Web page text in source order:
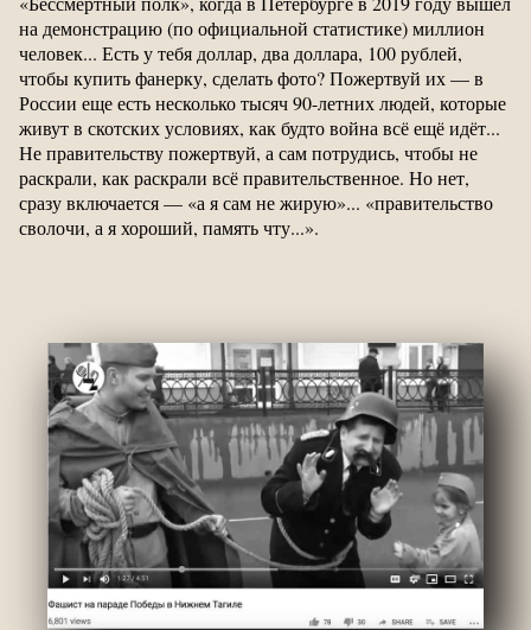
на демонстрацию (по официальной статистике) миллион
человек... Есть у тебя доллар, два доллара, 100 рублей,
чтобы купить фанерку, сделать фото? Пожертвуй их — в
России еще есть несколько тысяч 90-летних людей, которые
живут в скотских условиях, как будто война всё ещё идёт...
Не правительству пожертвуй, а сам потрудись, чтобы не
раскрали, как раскрали всё правительственное. Но нет,
сразу включается — «а я сам не жирую»... «правительство
сволочи, а я хороший, память чту...».